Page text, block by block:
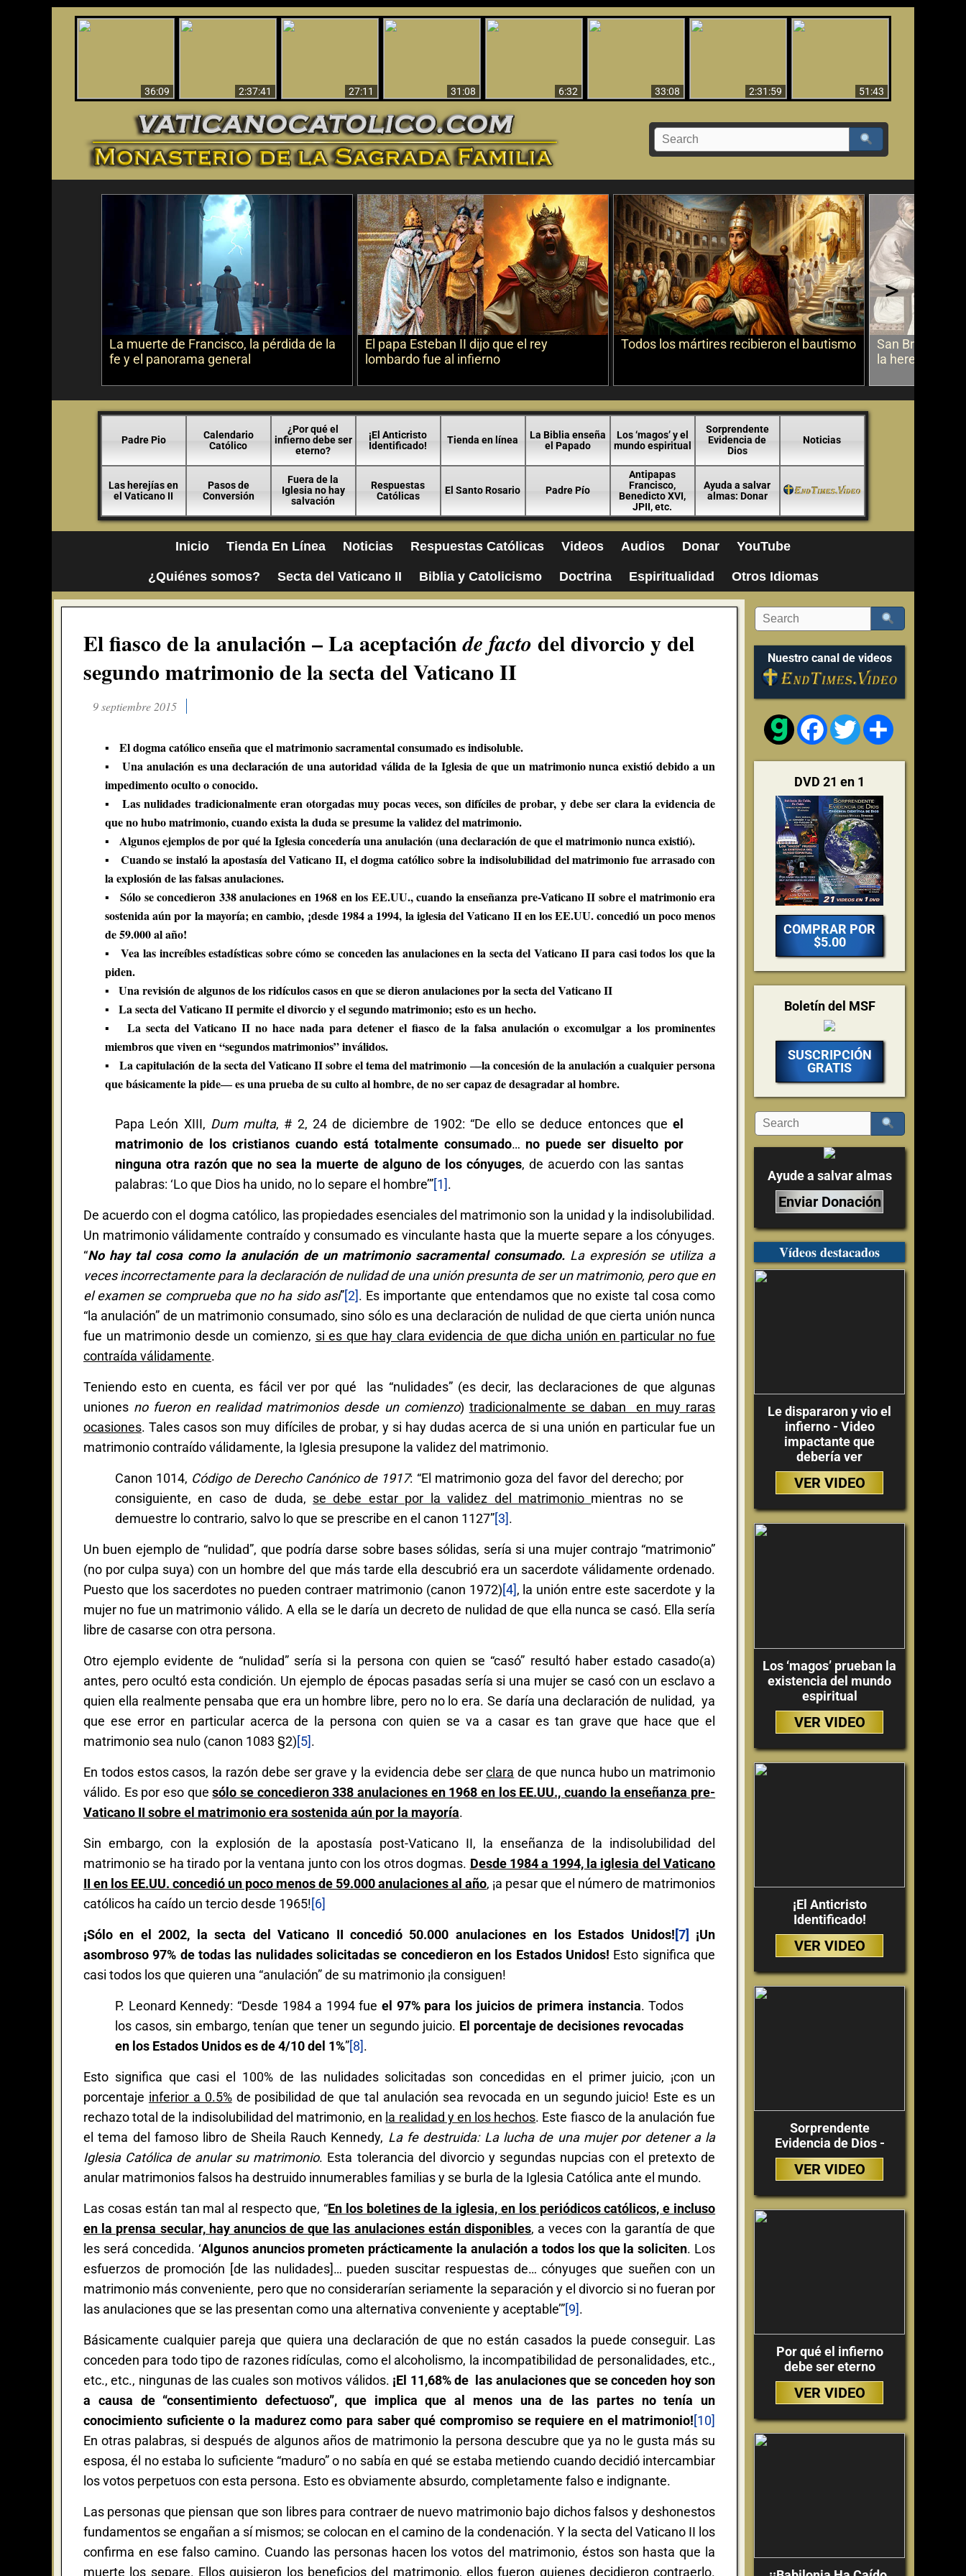
36:09
2:37:41
27:11
31:08 6:32 33:08 2:31:59
51:43
La muerte de Francisco, la pérdida de la
fe y el panorama general
El papa Esteban II dijo que el rey
lombardo fue al infierno
Todos los mártires recibieron el bautismo
San Bruno
la herejía
>
Padre Pio
Calendario
Católico
¿Por qué el
infierno debe ser
eterno?
¡El Anticristo
Identificado!
Tienda en línea
La Biblia enseña
el Papado
Los ‘magos’ y el
mundo espiritual
Sorprendente
Evidencia de
Dios
Noticias
Las herejías en
el Vaticano II
Pasos de
Conversión
Fuera de la
Iglesia no hay
salvación
Respuestas
Católicas
El Santo Rosario Padre Pío
Antipapas
Francisco,
Benedicto XVI,
JPII, etc.
Ayuda a salvar
almas: Donar
Inicio Tienda En Línea Noticias Respuestas Católicas Videos Audios Donar YouTube
¿Quiénes somos? Secta del Vaticano II Biblia y Catolicismo Doctrina Espiritualidad Otros Idiomas
El fiasco de la anulación – La aceptaciónde facto del divorcio y del
segundo matrimonio de la secta del Vaticano II
9 septiembre 2015
▪ El dogma católico enseña que el matrimonio sacramental consumado es indisoluble.
▪ Una anulación es una declaración de una autoridad válida de la Iglesia de que un matrimonio nunca existió debido a un
impedimento oculto o conocido.
▪ Las nulidades tradicionalmente eran otorgadas muy pocas veces, son difíciles de probar, y debe ser clara la evidencia de
que no hubo matrimonio, cuando exista la duda se presume la validez del matrimonio.
▪ Algunos ejemplos de por qué la Iglesia concedería una anulación (una declaración de que el matrimonio nunca existió).
▪ Cuando se instaló la apostasía del Vaticano II, el dogma católico sobre la indisolubilidad del matrimonio fue arrasado con
la explosión de las falsas anulaciones.
▪ Sólo se concedieron 338 anulaciones en 1968 en los EE.UU., cuando la enseñanza pre-Vaticano II sobre el matrimonio era
sostenida aún por la mayoría; en cambio, ¡desde 1984 a 1994, la iglesia del Vaticano II en los EE.UU. concedió un poco menos
de 59.000 al año!
▪ Vea las increíbles estadísticas sobre cómo se conceden las anulaciones en la secta del Vaticano II para casi todos los que la
piden.
▪ Una revisión de algunos de los ridículos casos en que se dieron anulaciones por la secta del Vaticano II
▪ La secta del Vaticano II permite el divorcio y el segundo matrimonio; esto es un hecho.
▪ La secta del Vaticano II no hace nada para detener el fiasco de la falsa anulación o excomulgar a los prominentes
miembros que viven en “segundos matrimonios” inválidos.
▪ La capitulación de la secta del Vaticano II sobre el tema del matrimonio ―la concesión de la anulación a cualquier persona
que básicamente la pide― es una prueba de su culto al hombre, de no ser capaz de desagradar al hombre.
Papa León XIII, Dum multa, # 2, 24 de diciembre de 1902: “De ello se deduce entonces queel
matrimonio de los cristianos cuando está totalmente consumado… no puede ser disuelto por
ninguna otra razón que no sea la muerte de alguno de los cónyuges, de acuerdo con las santas
palabras: ‘Lo que Dios ha unido, no lo separe el hombre’”[1].
De acuerdo con el dogma católico, las propiedades esenciales del matrimonio son la unidad y la indisolubilidad.
Un matrimonio válidamente contraído y consumado es vinculante hasta que la muerte separe a los cónyuges.
“No hay tal cosa como la anulación de un matrimonio sacramental consumado. La expresión se utiliza a
veces incorrectamente para la declaración de nulidad de una unión presunta de ser un matrimonio, pero que en
el examen se comprueba que no ha sido así”[2]. Es importante que entendamos que no existe tal cosa como
“la anulación” de un matrimonio consumado, sino sólo es una declaración de nulidad de que cierta unión nunca
fue un matrimonio desde un comienzo, si es que hay clara evidencia de que dicha unión en particular no fue
contraída válidamente.
Teniendo esto en cuenta, es fácil ver por qué las “nulidades” (es decir, las declaraciones de que algunas
uniones no fueron en realidad matrimonios desde un comienzo) tradicionalmente se daban en muy raras
ocasiones. Tales casos son muy difíciles de probar, y si hay dudas acerca de si una unión en particular fue un
matrimonio contraído válidamente, la Iglesia presupone la validez del matrimonio.
Canon 1014, Código de Derecho Canónico de 1917: “El matrimonio goza del favor del derecho; por
consiguiente, en caso de duda, se debe estar por la validez del matrimonio mientras no se
demuestre lo contrario, salvo lo que se prescribe en el canon 1127”[3].
Un buen ejemplo de “nulidad”, que podría darse sobre bases sólidas, sería si una mujer contrajo “matrimonio”
(no por culpa suya) con un hombre del que más tarde ella descubrió era un sacerdote válidamente ordenado.
Puesto que los sacerdotes no pueden contraer matrimonio (canon 1972)[4], la unión entre este sacerdote y la
mujer no fue un matrimonio válido. A ella se le daría un decreto de nulidad de que ella nunca se casó. Ella sería
libre de casarse con otra persona.
Otro ejemplo evidente de “nulidad” sería si la persona con quien se “casó” resultó haber estado casado(a)
antes, pero ocultó esta condición. Un ejemplo de épocas pasadas sería si una mujer se casó con un esclavo a
quien ella realmente pensaba que era un hombre libre, pero no lo era. Se daría una declaración de nulidad, ya
que ese error en particular acerca de la persona con quien se va a casar es tan grave que hace que el
matrimonio sea nulo (canon 1083 §2)[5].
En todos estos casos, la razón debe ser grave y la evidencia debe serclara de que nunca hubo un matrimonio
válido. Es por eso quesólo se concedieron 338 anulaciones en 1968 en los EE.UU., cuando la enseñanza pre-
Vaticano II sobre el matrimonio era sostenida aún por la mayoría.
Sin embargo, con la explosión de la apostasía post-Vaticano II, la enseñanza de la indisolubilidad del
matrimonio se ha tirado por la ventana junto con los otros dogmas. Desde 1984 a 1994, la iglesia del Vaticano
II en los EE.UU. concedió un poco menos de 59.000 anulaciones al año, ¡a pesar que el número de matrimonios
católicos ha caído un tercio desde 1965![6]
¡Sólo en el 2002, la secta del Vaticano II concedió 50.000 anulaciones en los Estados Unidos![7]
¡Un
asombroso 97% de todas las nulidades solicitadas se concedieron en los Estados Unidos! Esto significa que
casi todos los que quieren una “anulación” de su matrimonio ¡la consiguen!
P. Leonard Kennedy: “Desde 1984 a 1994 fueel 97% para los juicios de primera instancia. Todos
los casos, sin embargo, tenían que tener un segundo juicio. El porcentaje de decisiones revocadas
en los Estados Unidos es de 4/10 del 1%”[8].
Esto significa que casi el 100% de las nulidades solicitadas son concedidas en el primer juicio, ¡con un
porcentaje inferior a 0.5%de posibilidad de que tal anulación sea revocada en un segundo juicio! Este es un
rechazo total de la indisolubilidad del matrimonio, en la realidad y en los hechos. Este fiasco de la anulación fue
el tema del famoso libro de Sheila Rauch Kennedy, La fe destruida: La lucha de una mujer por detener a la
Iglesia Católica de anular su matrimonio. Esta tolerancia del divorcio y segundas nupcias con el pretexto de
anular matrimonios falsos ha destruido innumerables familias y se burla de la Iglesia Católica ante el mundo.
Las cosas están tan mal al respecto que, “En los boletines de la iglesia, en los periódicos católicos, e incluso
en la prensa secular, hay anuncios de que las anulaciones están disponibles, a veces con la garantía de que
les será concedida. ‘Algunos anuncios prometen prácticamente la anulación a todos los que la soliciten. Los
esfuerzos de promoción [de las nulidades]… pueden suscitar respuestas de… cónyuges que sueñen con un
matrimonio más conveniente, pero que no considerarían seriamente la separación y el divorcio si no fueran por
las anulaciones que se las presentan como una alternativa conveniente y aceptable’”[9].
Básicamente cualquier pareja que quiera una declaración de que no están casados la puede conseguir. Las
conceden para todo tipo de razones ridículas, como el alcoholismo, la incompatibilidad de personalidades, etc.,
etc., etc., ningunas de las cuales son motivos válidos. ¡El 11,68% de las anulaciones que se conceden hoy son
a causa de “consentimiento defectuoso”, que implica que al menos una de las partes no tenía un
conocimiento suficiente o la madurez como para saber qué compromiso se requiere en el matrimonio![10]
En otras palabras, si después de algunos años de matrimonio la persona descubre que ya no le gusta más su
esposa, él no estaba lo suficiente “maduro” o no sabía en qué se estaba metiendo cuando decidió intercambiar
los votos perpetuos con esta persona. Esto es obviamente absurdo, completamente falso e indignante.
Las personas que piensan que son libres para contraer de nuevo matrimonio bajo dichos falsos y deshonestos
fundamentos se engañan a sí mismos; se colocan en el camino de la condenación. Y la secta del Vaticano II los
confirma en ese falso camino. Cuando las personas hacen los votos del matrimonio, éstos son hasta que la
muerte los separe. Ellos quisieron los beneficios del matrimonio, ellos fueron quienes decidieron contraerlo.
Nuestro canal de videos
FacebookTwitter
DVD 21 en 1
COMPRAR POR
$5.00
Boletín del MSF
SUSCRIPCIÓN
GRATIS
Ayude a salvar almas
Enviar Donación
Vídeos destacados
Le dispararon y vio el
infierno - Video
impactante que
debería ver
VER VIDEO
Los ‘magos’ prueban la
existencia del mundo
espiritual
VER VIDEO
¡El Anticristo
Identificado!
VER VIDEO
Sorprendente
Evidencia de Dios -
VER VIDEO
Por qué el infierno
debe ser eterno
VER VIDEO